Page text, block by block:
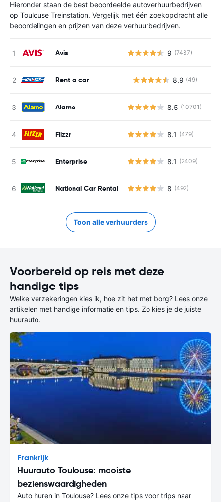
Hieronder staan de best beoordeelde autoverhuurbedrijven
op Toulouse Treinstation. Vergelijk met één zoekopdracht alle
beoordelingen en prijzen van deze verhuurbedrijven.
Avis 9 (7437)
Rent a car 8.9 (49)
Alamo 8.5 (10701)
Flizzr 8.1 (479)
Enterprise 8.1 (2409)
National Car Rental 8 (492)
Toon alle verhuurders
Voorbereid op reis met deze
handige tips
Welke verzekeringen kies ik, hoe zit het met borg? Lees onze
artikelen met handige informatie en tips. Zo kies je de juiste
huurauto.
Frankrijk
Huurauto Toulouse: mooiste
bezienswaardigheden
Auto huren in Toulouse? Lees onze tips voor trips naar